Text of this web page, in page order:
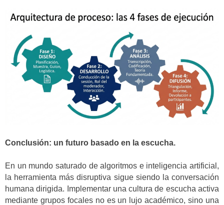
Conclusión: un futuro basado en la escucha.
En un mundo saturado de algoritmos e inteligencia artificial,
la herramienta más disruptiva sigue siendo la conversación
humana dirigida. Implementar una cultura de escucha activa
mediante grupos focales no es un lujo académico, sino una